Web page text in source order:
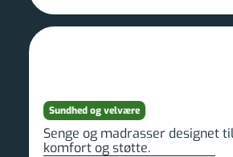
Sundhed og velvære
Senge og madrasser designet
komfort og støtte.